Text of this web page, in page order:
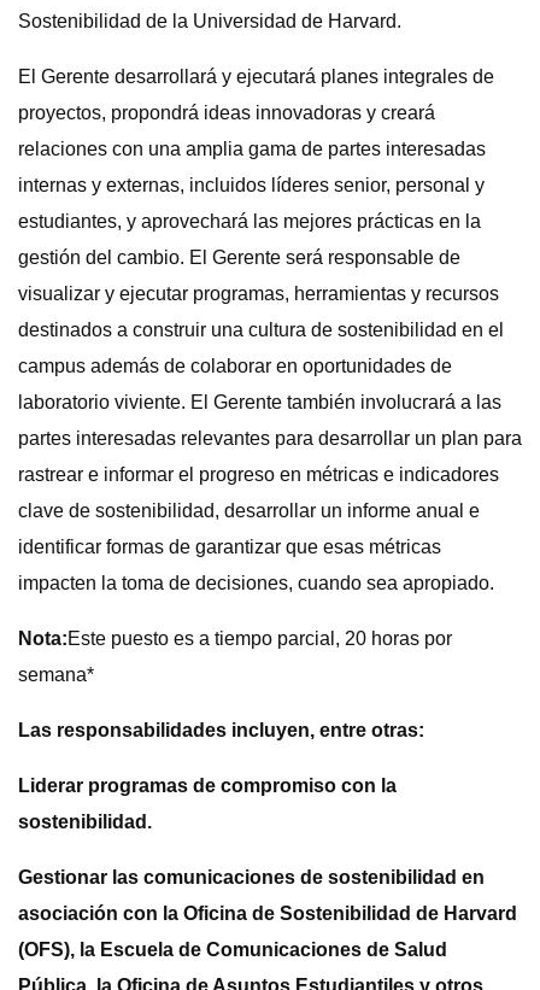
Sostenibilidad de la Universidad de Harvard.
El Gerente desarrollará y ejecutará planes integrales de
proyectos, propondrá ideas innovadoras y creará
relaciones con una amplia gama de partes interesadas
internas y externas, incluidos líderes senior, personal y
estudiantes, y aprovechará las mejores prácticas en la
gestión del cambio. El Gerente será responsable de
visualizar y ejecutar programas, herramientas y recursos
destinados a construir una cultura de sostenibilidad en el
campus además de colaborar en oportunidades de
laboratorio viviente. El Gerente también involucrará a las
partes interesadas relevantes para desarrollar un plan para
rastrear e informar el progreso en métricas e indicadores
clave de sostenibilidad, desarrollar un informe anual e
identificar formas de garantizar que esas métricas
impacten la toma de decisiones, cuando sea apropiado.
Nota:Este puesto es a tiempo parcial, 20 horas por
semana*
Las responsabilidades incluyen, entre otras:
Liderar programas de compromiso con la
sostenibilidad.
Gestionar las comunicaciones de sostenibilidad en
asociación con la Oficina de Sostenibilidad de Harvard
(OFS), la Escuela de Comunicaciones de Salud
Pública, la Oficina de Asuntos Estudiantiles y otros